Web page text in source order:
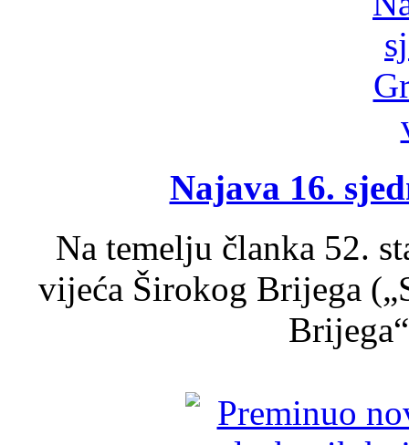
Najava 16.
Na temelju članka 52.
vijeća Širokog Brijega